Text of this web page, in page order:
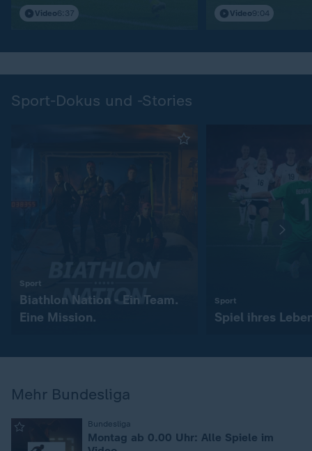
Video6:37
S04Video9:04
Sport-Dokus und -Stories
Sport
Biathlon Nation - Ein Team.
Eine Mission.
Sport
Spiel ihres
Mehr Bundesliga
Bundesliga
Montag ab 0.00 Uhr: Alle Spiele im